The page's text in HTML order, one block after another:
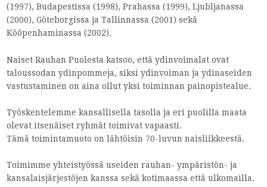
(1997), Budapestissa (1998), Prahassa (1999), Ljubljanassa
(2000), Göteborgissa ja Tallinnassa (2001) sekä
Kööpenhaminassa (2002).
Naiset Rauhan Puolesta katsoo, että ydinvoimalat ovat
taloussodan ydinpommeja, siksi ydinvoiman ja ydinaseiden
vastustaminen on aina ollut yksi toiminnan painopistealue.
Työskentelemme kansallisella tasolla ja eri puolilla maata
olevat itsenäiset ryhmät toimivat vapaasti.
Tämä toimintamuoto on lähtöisin 70-luvun naisliikkeestä.
Toimimme yhteistyössä useiden rauhan- ympäristön- ja
kansalaisjärjestöjen kanssa sekä kotimaassa että ulkomailla.